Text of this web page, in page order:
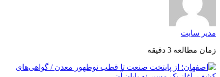
مدیر سایت
زمان مطالعه 3 دقیقه